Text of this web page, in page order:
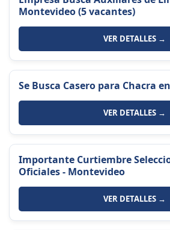
Montevideo (5 vacantes)
VER DETALLES →
Se Busca Casero para Chacra
VER DETALLES →
Importante Curtiembre
Oficiales - Montevideo
VER DETALLES →